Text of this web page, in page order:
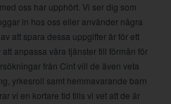
oss har upphört. Vi ser dig som
in hos oss eller använder några
att spara dessa uppgifter är för ett
anpassa våra tjänster till förmån för
från Cint vill de även veta
yrkesroll samt hemmavarande barn
vi en kortare tid tills vi vet att de är